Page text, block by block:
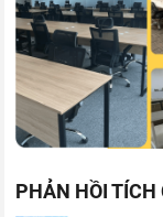
PHẢN HỒI